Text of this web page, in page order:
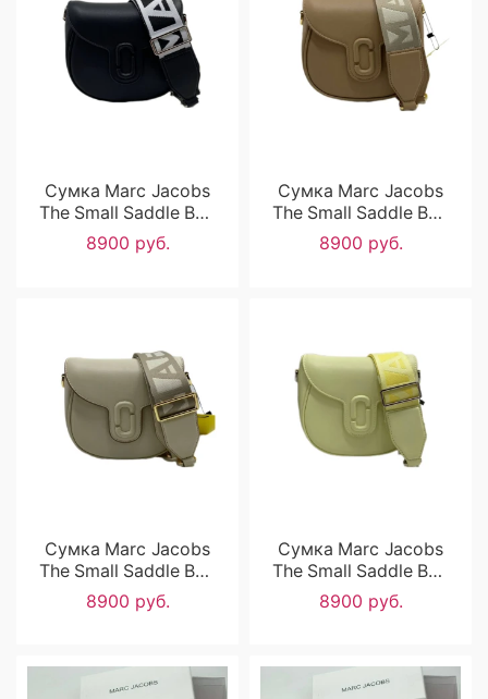
Сумка Marc Jacobs
The Small Saddle Bag
RP3700
8900 руб.
Сумка Marc Jacobs
The Small Saddle Bag
RP3699
8900 руб.
Сумка Marc Jacobs
The Small Saddle Bag
RP3698
8900 руб.
Сумка Marc Jacobs
The Small Saddle Bag
RP3697
8900 руб.